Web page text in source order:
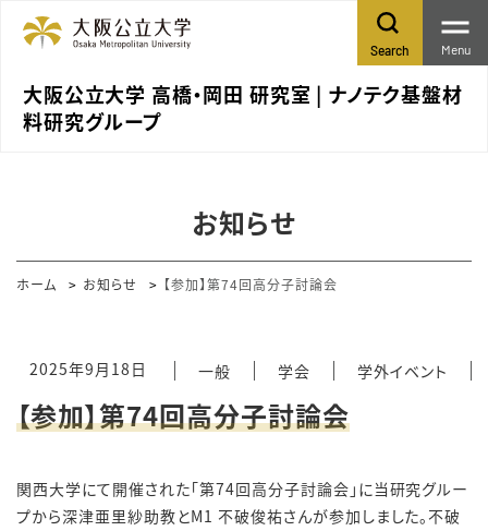
大阪公立大学 高橋・岡田 研究室 | ナノテク基盤材
料研究グループ
Search Menu
お知らせ
ホーム お知らせ 【参加】第74回高分子討論会
2025年9月18日 一般 学会 学外イベント
【参加】第74回高分子討論会
関西大学にて開催された「第74回高分子討論会」に当研究グルー
プから深津亜里紗助教とM1 不破俊祐さんが参加しました。不破